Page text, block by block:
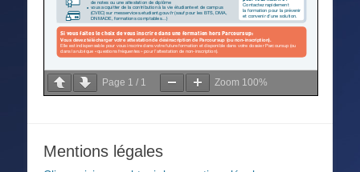
Page 1 / 1 Zoom 100%
Mentions légales